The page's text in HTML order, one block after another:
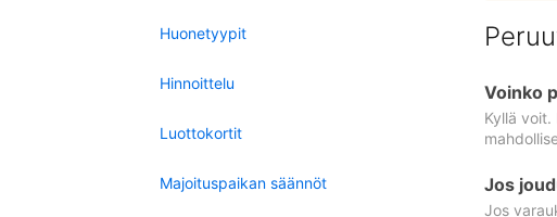
Huonetyypit
Hinnoittelu
Luottokortit
Majoituspaikan säännöt
Voinko
Kyllä
Jos
Jos